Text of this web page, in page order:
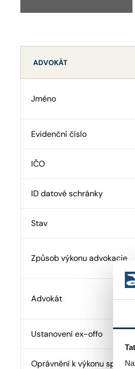
ADVOKÁT
Jméno
Evidenční číslo
IČO
ID datové schránky
Stav
Způsob výkonu advokacie
Advokát
Ustanovení ex-offo
Oprávnění k výkonu